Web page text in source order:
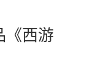
《西游